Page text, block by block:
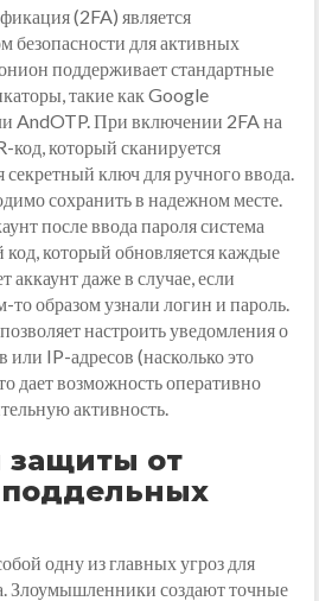
(2FA) является
безопасности для активных
поддерживает стандартные
такие как Google
AndOTP. При включении 2FA на
код, который сканируется
ключ для ручного ввода.
сохранить в надежном месте.
после ввода пароля система
который обновляется каждые
аккаунт даже в случае, если
образом узнали логин и пароль.
настроить уведомления о
или IP-адресов (насколько это
дает возможность оперативно
активность.
от
одну из главных угроз для
Злоумышленники создают точные